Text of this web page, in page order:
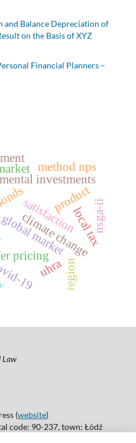
and Balance Depreciation of
on the Basis of XYZ
Financial Planners –
investments
climate change
global market
pricing
satisfaction
product
method nps
local tax
19 uhraregion
nsga-ii
Law
(website)
code: 90-237, town: Łódź